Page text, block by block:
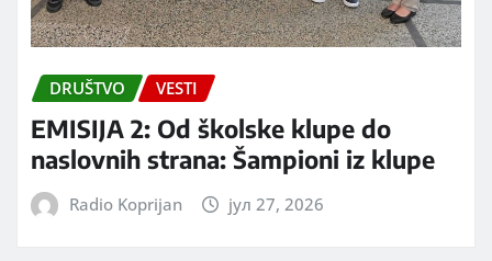
DRUŠTVO VESTI
EMISIJA 2: Od školske klupe do
naslovnih strana: Šampioni iz klupe
Radio Koprijan јул 27, 2026